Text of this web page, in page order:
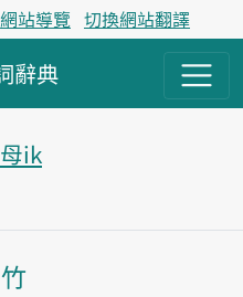
網站導覽 切換網站翻譯
辭典
ik
主內容區塊